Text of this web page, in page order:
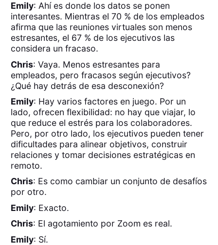
Emily: Ahí es donde los datos se ponen
interesantes. Mientras el 70 % de los empleados
afirma que las reuniones virtuales son menos
estresantes, el 67 % de los ejecutivos las
considera un fracaso.
Chris: Vaya. Menos estresantes para
empleados, pero fracasos según ejecutivos?
¿Qué hay detrás de esa desconexión?
Emily: Hay varios factores en juego. Por un
lado, ofrecen flexibilidad: no hay que viajar, lo
que reduce el estrés para los colaboradores.
Pero, por otro lado, los ejecutivos pueden tener
dificultades para alinear objetivos, construir
relaciones y tomar decisiones estratégicas en
remoto.
Chris: Es como cambiar un conjunto de desafíos
por otro.
Emily: Exacto.
Chris: El agotamiento por Zoom es real.
Emily: Sí.